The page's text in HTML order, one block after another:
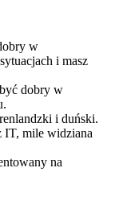
w
i masz
dobry w
i duński.
IT, mile widziana
na